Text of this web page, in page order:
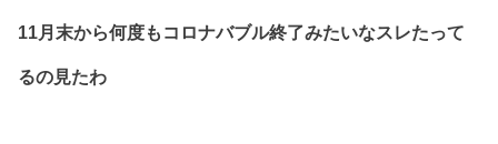
11月末から何度もコロナバブル終了みたいなスレたって
るの見たわ